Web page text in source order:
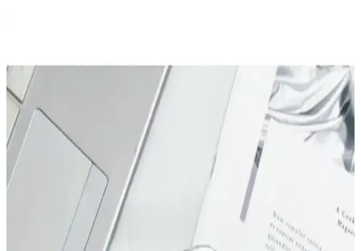
Analizi
Narwal Flow, zorlu zeminlerde etkili temizlik sunan çok fonksiyonlu
bir robot süpürge ve paspas cihazıdır. Performans, navigasyon ve
kullanıcı deneyimleri üzerine kapsamlı değerlendirmeler içerir.
Bulaşık Makinesinde Pipet Temizliği için Whirlpool
Chopstick Holder Kullanımı ve İpuçları
Bulaşık makinelerinde pipetlerin etkili temizliği için Whirlpool
Chopstick Holder aksesuarı önerilir. Pipetlerin düşmesini engeller,
suyun temasını artırır ve temizlik kalitesini yükseltir. Ek fırçalama